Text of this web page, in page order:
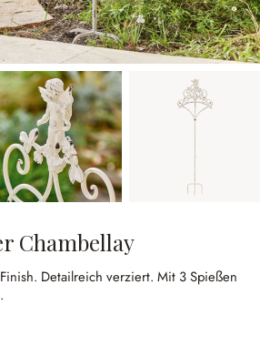
Chambellay
Detailreich verziert. Mit 3 Spießen